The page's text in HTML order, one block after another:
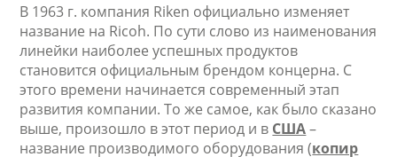
В 1963 г. компания Riken официально изменяет
название на Ricoh. По сути слово из наименования
линейки наиболее успешных продуктов
становится официальным брендом концерна. С
этого времени начинается современный этап
развития компании. То же самое, как было сказано
выше, произошло в этот период и в США–
название производимого оборудования (копир